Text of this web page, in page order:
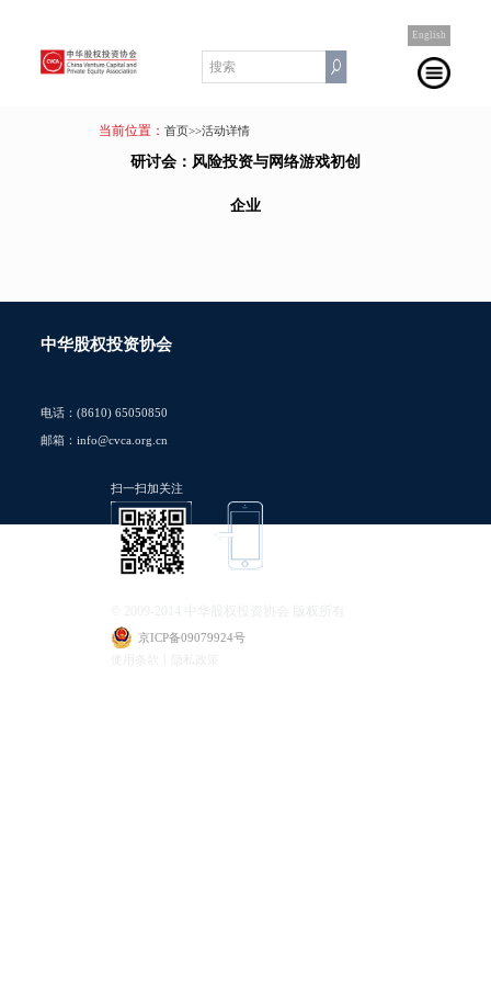
English
当前位置： 首页>>活动详情
研讨会：风险投资与网络游戏初创
企业
中华股权投资协会
电话：(8610) 65050850
邮箱：info@cvca.org.cn
扫一扫加关注
京ICP备09079924号